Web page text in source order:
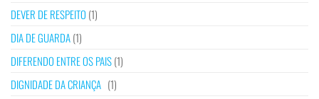
DEVER DE RESPEITO (1)
DIA DE GUARDA(1)
DIFERENDO ENTRE OS PAIS(1)
DIGNIDADE DA CRIANÇA (1)